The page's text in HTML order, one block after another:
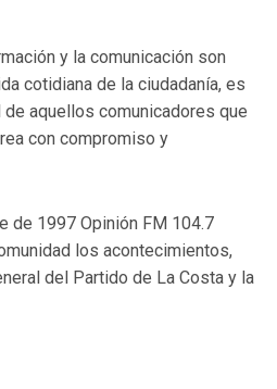
y la comunicación son
cotidiana de la ciudadanía, es
aquellos comunicadores que
con compromiso y
de 1997 Opinión FM 104.7
los acontecimientos,
del Partido de La Costa y la